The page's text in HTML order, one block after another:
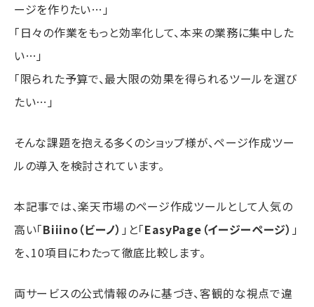
ージを作りたい…」
「日々の作業をもっと効率化して、本来の業務に集中した
い…」
「限られた予算で、最大限の効果を得られるツールを選び
たい…」
そんな課題を抱える多くのショップ様が、ページ作成ツー
ルの導入を検討されています。
本記事では、楽天市場のページ作成ツールとして人気の
高い「Biiino（ビーノ） 」と「EasyPage（イージーページ） 」
を、10項目にわたって徹底比較します。
両サービスの公式情報のみに基づき、客観的な視点で違